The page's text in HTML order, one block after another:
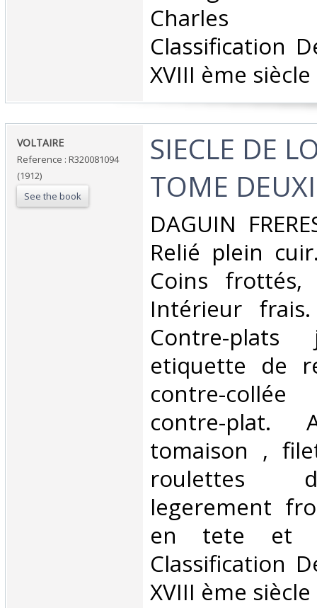
Charles
Classification
XVIII ème siècle‎
‎VOLTAIRE‎
Reference : R320081094
(1912)
See the book
‎SIECLE DE
TOME
‎DAGUIN
Relié plein
Coins frottés,
Intérieur
Contre-
etiquette de
contre-
contre-plat.
tomaison ,
roulettes
legerement
en tete et
Classification
XVIII ème siècle‎